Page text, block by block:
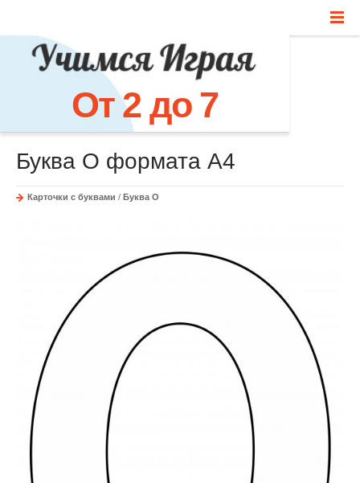
От 2 до 7
Буква О формата А4
Карточки с буквами / Буква О